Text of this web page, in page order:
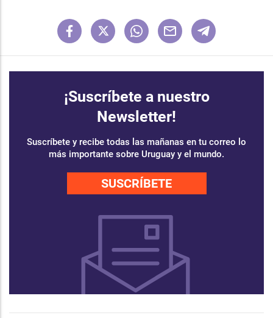
¡Suscríbete a nuestro
Newsletter!
Suscríbete y recibe todas las mañanas en tu correo lo
más importante sobre Uruguay y el mundo.
SUSCRÍBETE